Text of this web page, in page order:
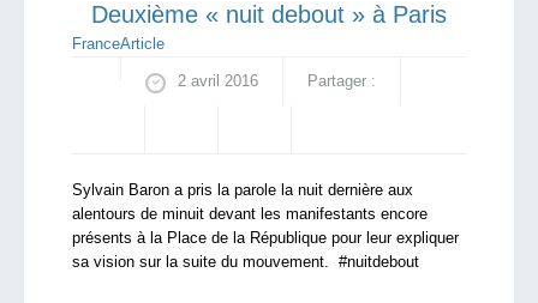
Deuxième « nuit debout » à Paris
FranceArticle
2 avril 2016 Partager :
Sylvain Baron a pris la parole la nuit dernière aux
alentours de minuit devant les manifestants encore
présents à la Place de la République pour leur expliquer
sa vision sur la suite du mouvement. #nuitdebout